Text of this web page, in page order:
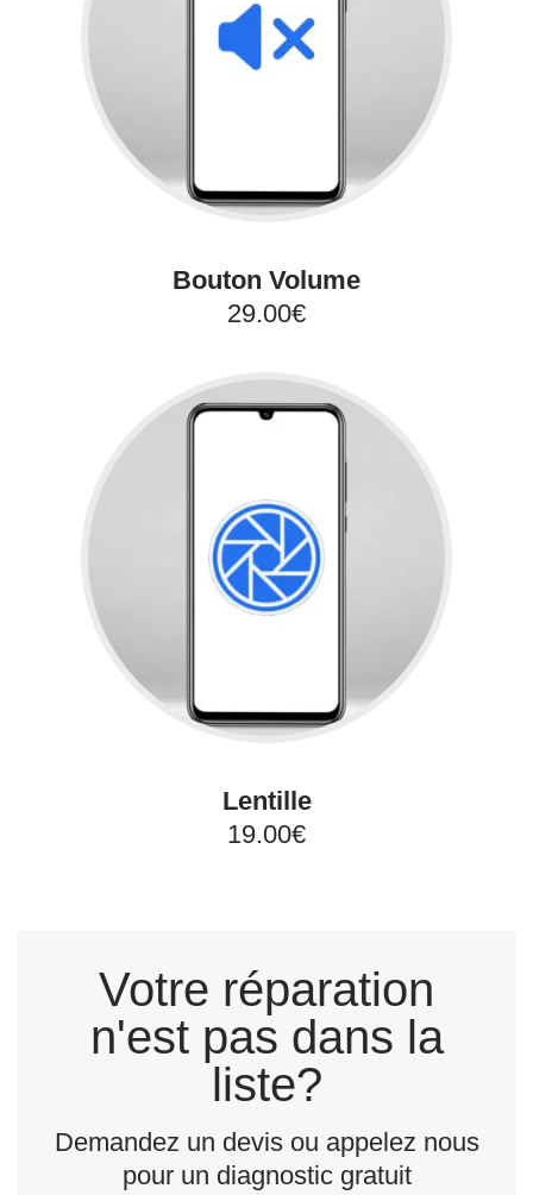
Bouton Volume
29.00€
Lentille
19.00€
Votre réparation
n'est pas dans la
liste?
Demandez un devis ou appelez nous
pour un diagnostic gratuit